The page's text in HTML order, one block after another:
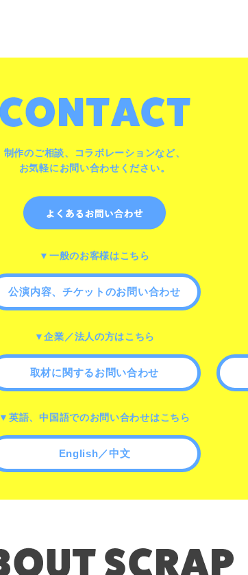
制作のご相談、コラボレーションなど、
お気軽にお問い合わせください。
▼一般のお客様はこちら
公演内容、チケットのお問い合わせ
▼企業／法人の方はこちら
取材に関するお問い合わせ
▼英語、中国語でのお問い合わせはこちら
English／中文